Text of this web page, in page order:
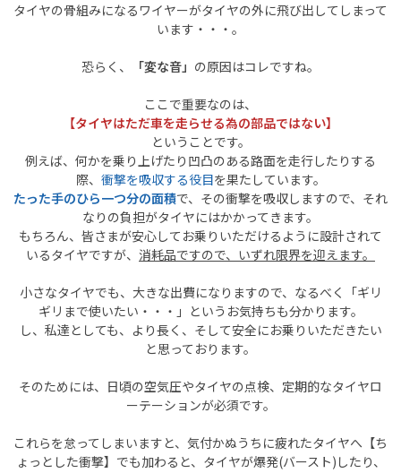
タイヤの骨組みになるワイヤーがタイヤの外に飛び出してしまって
います・・・。
恐らく、 「変な音」 の原因はコレですね。
ここで重要なのは、
【タイヤはただ車を走らせる為の部品ではない】
ということです。
例えば、何かを乗り上げたり凹凸のある路面を走行したりする
際、 衝撃を吸収する役目を果たしています。
たった手のひら一つ分の面積で、その衝撃を吸収しますので、それ
なりの負担がタイヤにはかかってきます。
もちろん、皆さまが安心してお乗りいただけるように設計されて
いるタイヤですが、 消耗品ですので、いずれ限界を迎えます。
小さなタイヤでも、大きな出費になりますので、なるべく「ギリ
ギリまで使いたい・・・」というお気持ちも分かります。
し、私達としても、より長く、そして安全にお乗りいただきたい
と思っております。
そのためには、日頃の空気圧やタイヤの点検、定期的なタイヤロ
ーテーションが必須です。
これらを怠ってしまいますと、気付かぬうちに疲れたタイヤへ【ち
ょっとした衝撃】でも加わると、タイヤが爆発(バースト)したり、